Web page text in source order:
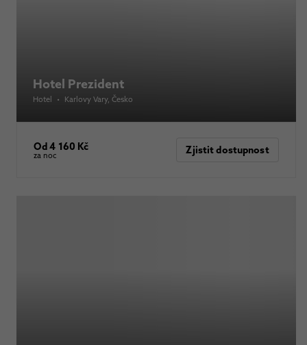
Hotel Prezident
Hotel • Karlovy Vary, Česko
Od 4 160 Kč
za noc Zjistit dostupnost